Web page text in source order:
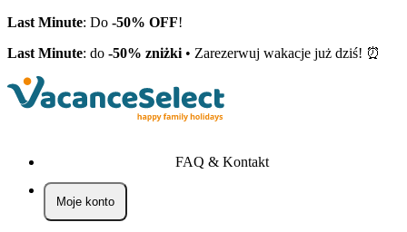
Last Minute: Do -50% OFF!
Last Minute: do -50% zniżki • Zarezerwuj wakacje już dziś! ⏰
FAQ & Kontakt
Moje konto